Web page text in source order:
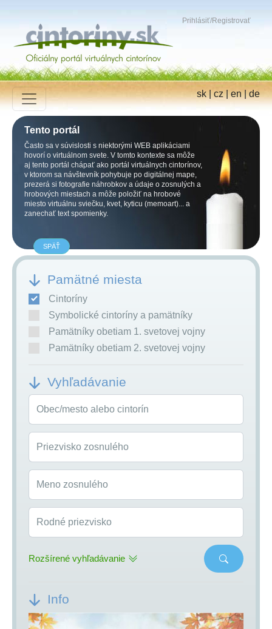
Prihlásiť/Registrovať
sk|cz|en|de
Tento portál
Často sa v súvislosti s niektorými WEB aplikáciami
hovorí o virtuálnom svete. V tomto kontexte sa môže
aj tento portál chápať ako portál virtuálnych cintorínov,
v ktorom sa návštevník pohybuje po digitálnej mape,
prezerá si fotografie náhrobkov a údaje o zosnulých a
hrobových miestach a môže položiť na hrobové
miesto virtuálnu sviečku, kvet, kyticu (memoart)... a
zanechať text spomienky.
SPÄŤ
Pamätné miesta
Cintoríny
Symbolické cintoríny a pamätníky
Pamätníky obetiam 1. svetovej vojny
Pamätníky obetiam 2. svetovej vojny
Vyhľadávanie
Obec/mesto alebo cintorín
Priezvisko zosnulého
Meno zosnulého
Rodné priezvisko
Rozšírené vyhľadávanie
Info